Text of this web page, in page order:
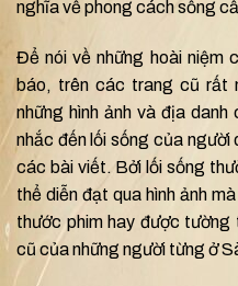
nghĩa về phong cách sống
Để nói về những hoài niệm
báo, trên các trang cũ rất
những hình ảnh và địa
nhắc đến lối sống của người
các bài viết. Bởi lối sống
thể diễn đạt qua hình ảnh
thước phim hay được tường
cũ của những người từng ở